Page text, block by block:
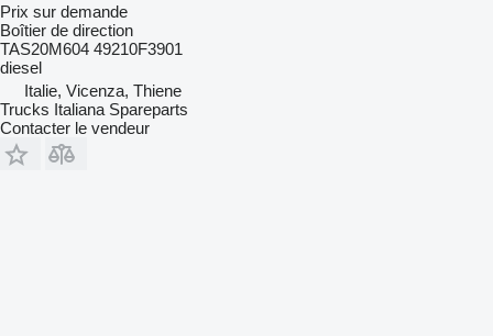
Prix sur demande
Boîtier de direction
TAS20M604 49210F3901
diesel
Italie, Vicenza, Thiene
Trucks Italiana Spareparts
Contacter le vendeur